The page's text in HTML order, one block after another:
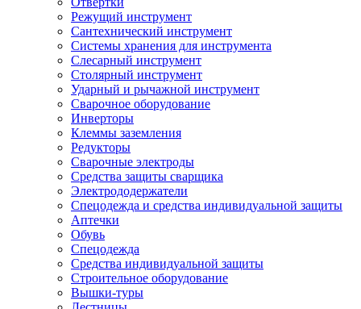
Режущий инструмент
Сантехнический инструмент
Системы хранения для инструмента
Слесарный инструмент
Столярный инструмент
Ударный и рычажной инструмент
Сварочное оборудование
Инверторы
Клеммы заземления
Редукторы
Сварочные электроды
Средства защиты сварщика
Электрододержатели
Спецодежда и средства индивидуальной защиты
Аптечки
Обувь
Спецодежда
Средства индивидуальной защиты
Строительное оборудование
Вышки-туры